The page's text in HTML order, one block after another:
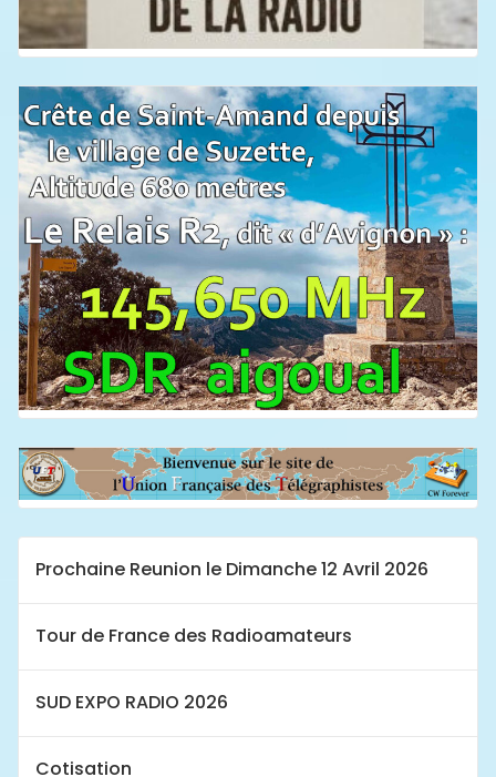
Prochaine Reunion le Dimanche 12 Avril 2026
Tour de France des Radioamateurs
SUD EXPO RADIO 2026
Cotisation